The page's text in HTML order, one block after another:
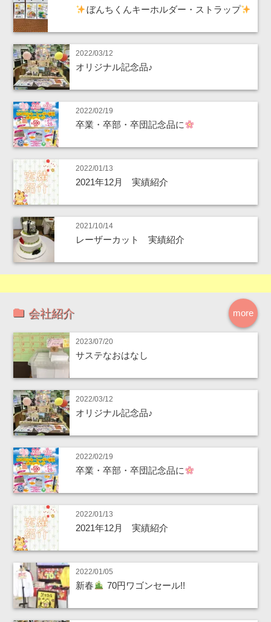
ぼんちくんキーホルダー・ストラップ
2022/03/12
オリジナル記念品♪
2022/02/19
卒業・卒部・卒団記念品に
2022/01/13
2021年12月 実績紹介
2021/10/14
レーザーカット 実績紹介
more
会社紹介
2023/07/20
サステなおはなし
2022/03/12
オリジナル記念品♪
2022/02/19
卒業・卒部・卒団記念品に
2022/01/13
2021年12月 実績紹介
2022/01/05
新春 70円ワゴンセール!!